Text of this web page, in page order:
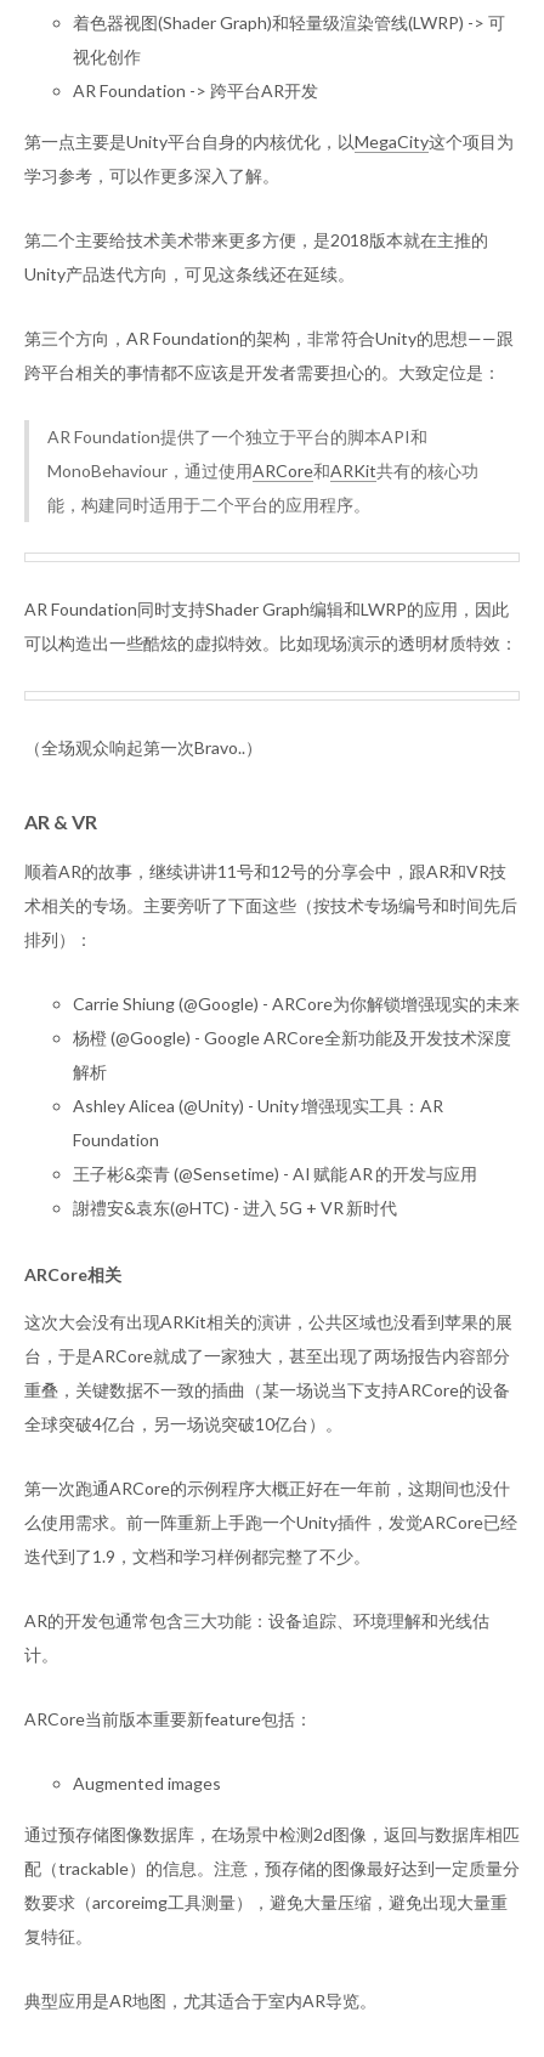
着色器视图(Shader Graph)和轻量级渲染管线(LWRP) -> 可
视化创作
AR Foundation -> 跨平台AR开发
第一点主要是Unity平台自身的内核优化，以MegaCity这个项目为
学习参考，可以作更多深入了解。
第二个主要给技术美术带来更多方便，是2018版本就在主推的
Unity产品迭代方向，可见这条线还在延续。
第三个方向，AR Foundation的架构，非常符合Unity的思想——跟
跨平台相关的事情都不应该是开发者需要担心的。大致定位是：
AR Foundation提供了一个独立于平台的脚本API和
MonoBehaviour，通过使用ARCore和ARKit共有的核心功
能，构建同时适用于二个平台的应用程序。
AR Foundation同时支持Shader Graph编辑和LWRP的应用，因此
可以构造出一些酷炫的虚拟特效。比如现场演示的透明材质特效：
（全场观众响起第一次Bravo..）
AR & VR
顺着AR的故事，继续讲讲11号和12号的分享会中，跟AR和VR技
术相关的专场。主要旁听了下面这些（按技术专场编号和时间先后
排列）：
Carrie Shiung (@Google) - ARCore为你解锁增强现实的未来
杨橙 (@Google) - Google ARCore全新功能及开发技术深度
解析
Ashley Alicea (@Unity) - Unity 增强现实工具：AR
Foundation
王子彬&栾青 (@Sensetime) - AI 赋能 AR 的开发与应用
謝禮安&袁东(@HTC) - 进入 5G + VR 新时代
ARCore相关
这次大会没有出现ARKit相关的演讲，公共区域也没看到苹果的展
台，于是ARCore就成了一家独大，甚至出现了两场报告内容部分
重叠，关键数据不一致的插曲（某一场说当下支持ARCore的设备
全球突破4亿台，另一场说突破10亿台）。
第一次跑通ARCore的示例程序大概正好在一年前，这期间也没什
么使用需求。前一阵重新上手跑一个Unity插件，发觉ARCore已经
迭代到了1.9，文档和学习样例都完整了不少。
AR的开发包通常包含三大功能：设备追踪、环境理解和光线估
计。
ARCore当前版本重要新feature包括：
Augmented images
通过预存储图像数据库，在场景中检测2d图像，返回与数据库相匹
配（trackable）的信息。注意，预存储的图像最好达到一定质量分
数要求（arcoreimg工具测量），避免大量压缩，避免出现大量重
复特征。
典型应用是AR地图，尤其适合于室内AR导览。